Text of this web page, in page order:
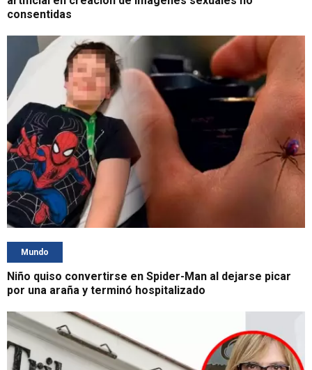
consentidas
Mundo
Niño quiso convertirse en Spider-Man al dejarse picar
por una araña y terminó hospitalizado